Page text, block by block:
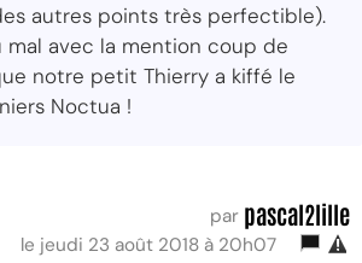
autres points très perfectible).
mal avec la mention coup de
notre petit Thierry a kiffé le
Noctua !
par pascal2lille
le jeudi 23 août 2018 à 20h07